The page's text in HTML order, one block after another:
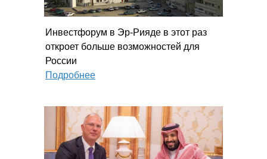
Инвестфорум в Эр-Рияде в этот раз
откроет больше возможностей для
России
Подробнее